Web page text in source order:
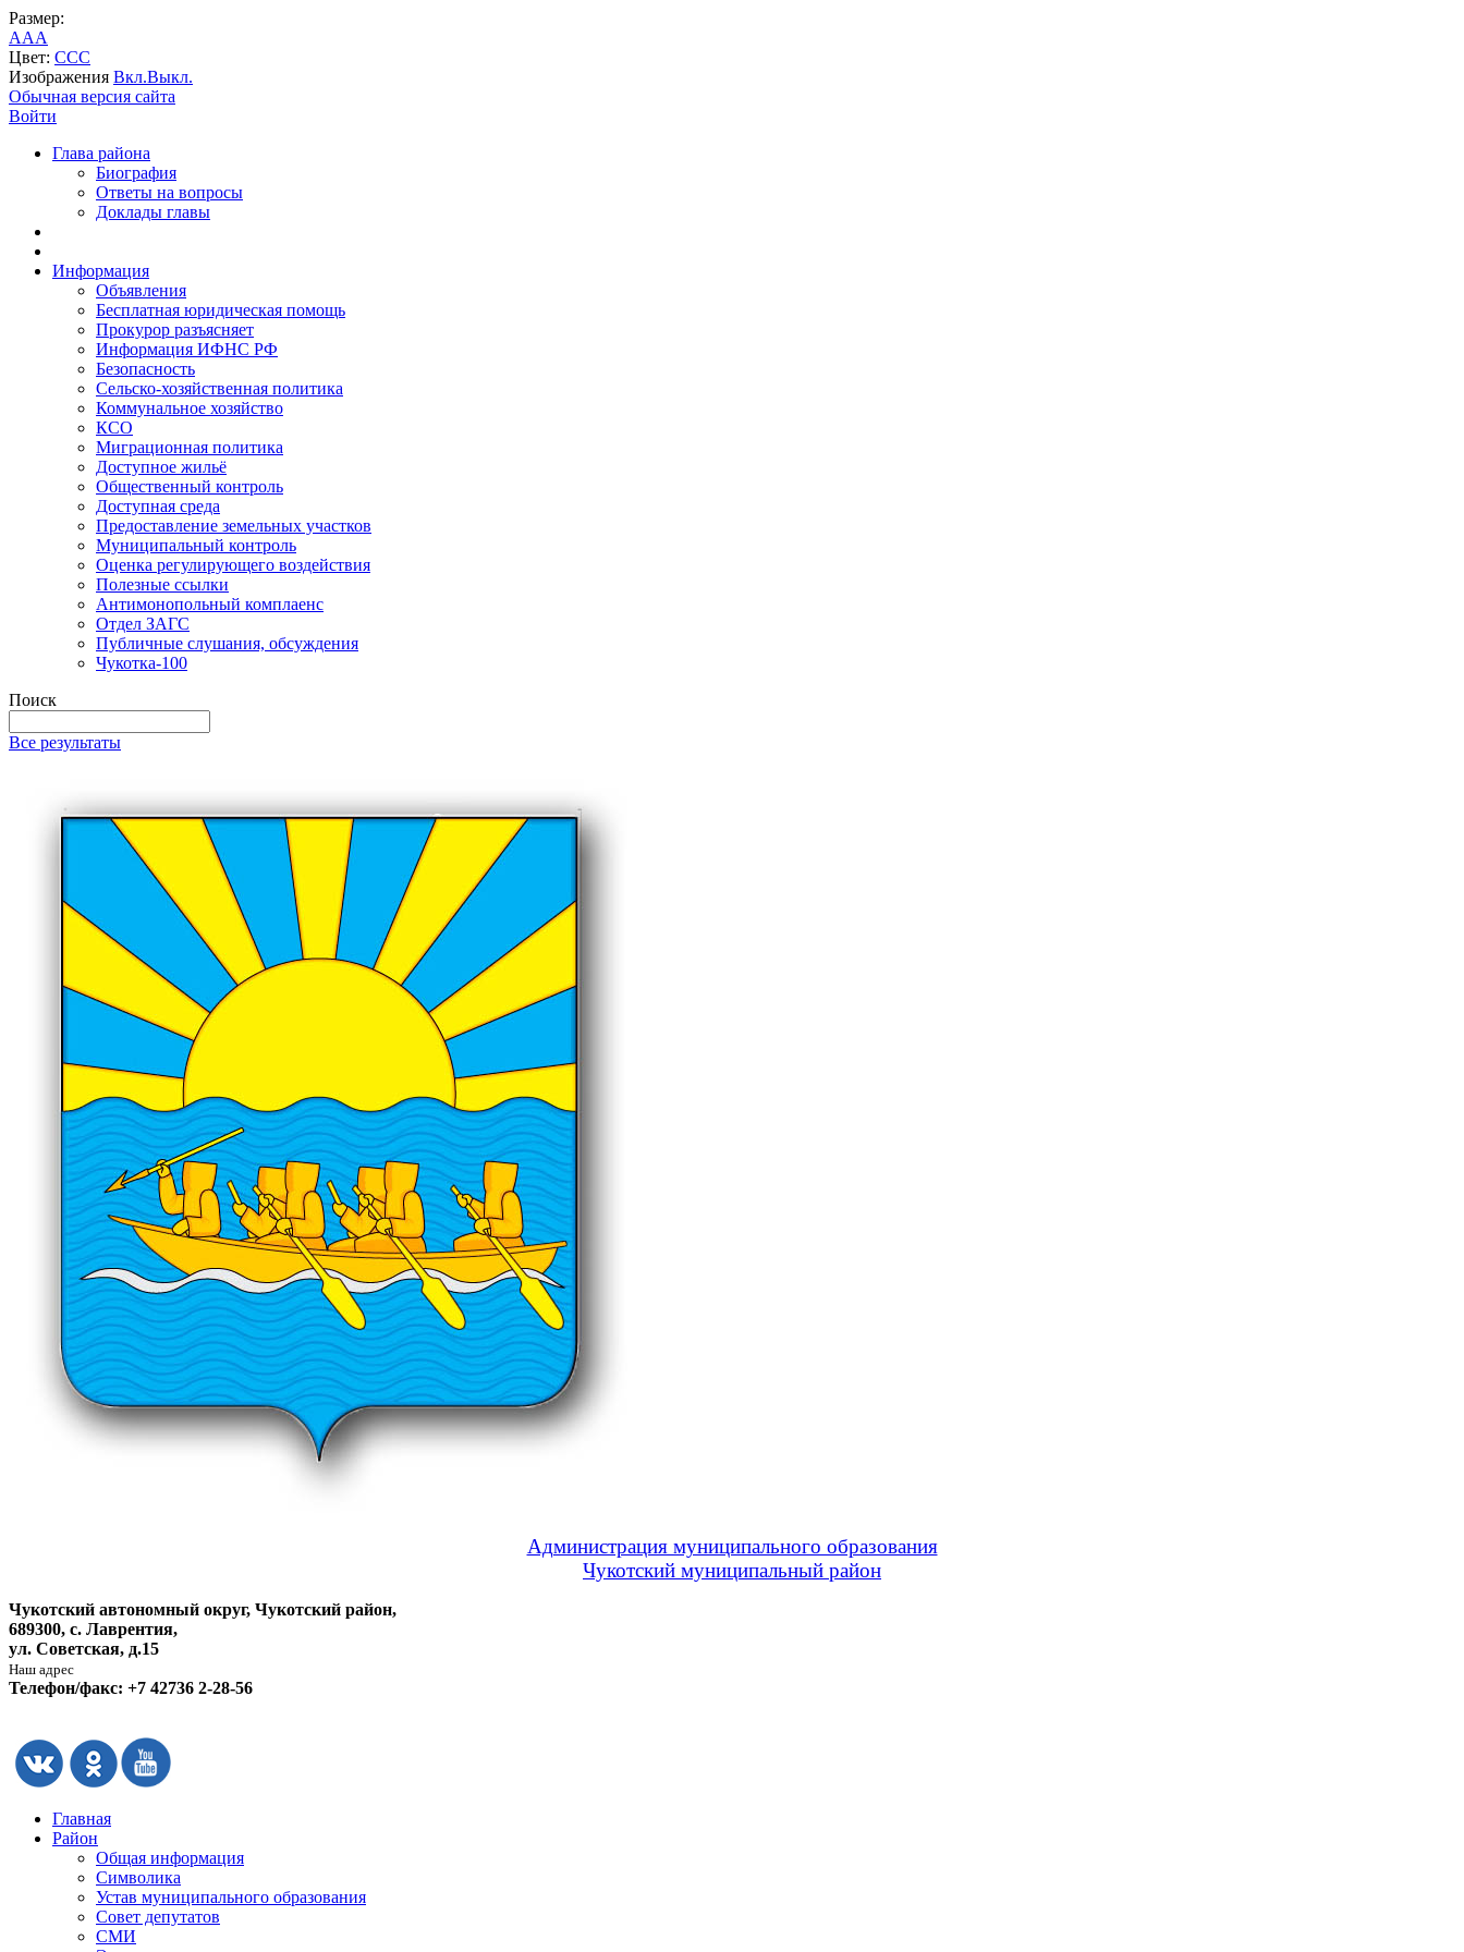
Размер:
AAA
Цвет: CCC
Изображения Вкл.Выкл.
Обычная версия сайта
Войти
Глава района
Биография
Ответы на вопросы
Доклады главы
Информация
Объявления
Бесплатная юридическая помощь
Прокурор разъясняет
Информация ИФНС РФ
Безопасность
Сельско-хозяйственная политика
Коммунальное хозяйство
КСО
Миграционная политика
Доступное жильё
Общественный контроль
Доступная среда
Предоставление земельных участков
Муниципальный контроль
Оценка регулирующего воздействия
Полезные ссылки
Антимонопольный комплаенс
Отдел ЗАГС
Публичные слушания, обсуждения
Чукотка-100
Поиск
Все результаты
Администрация муниципального образования
Чукотский муниципальный район
Чукотский автономный округ, Чукотский район,
689300, с. Лаврентия,
ул. Советская, д.15
Наш адрес
Телефон/факс: +7 42736 2-28-56
Главная
Район
Общая информация
Символика
Устав муниципального образования
Совет депутатов
СМИ